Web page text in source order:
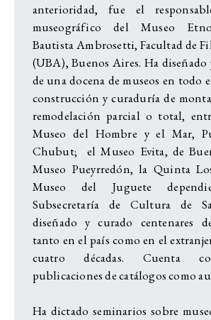
anterioridad, fue el
museográfico del Museo
Bautista Ambrosetti, Facultad de
(UBA), Buenos Aires. Ha diseñado
de una docena de museos en todo
construcción y curaduría de
remodelación parcial o total,
Museo del Hombre y el Mar,
Chubut; el Museo Evita, de
Museo Pueyrredón, la Quinta
Museo del Juguete
Subsecretaría de Cultura de
diseñado y curado centenares
tanto en el país como en el
cuatro décadas. Cuenta
publicaciones de catálogos como
Ha dictado seminarios sobre